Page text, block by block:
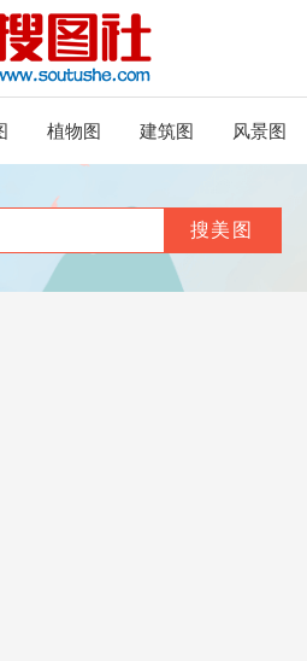
植物图 建筑图 风景图